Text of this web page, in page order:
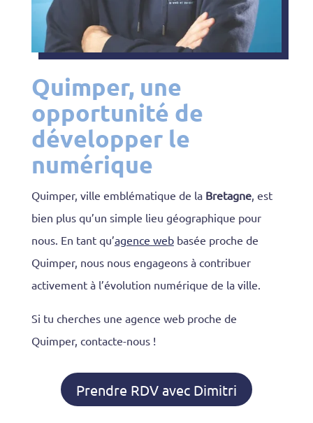
Quimper, une
opportunité de
développer le
numérique
Quimper, ville emblématique de la Bretagne, est
bien plus qu’un simple lieu géographique pour
nous. En tant qu’agence webbasée proche de
Quimper, nous nous engageons à contribuer
activement à l’évolution numérique de la ville.
Si tu cherches une agence web proche de
Quimper, contacte-nous !
Prendre RDV avec Dimitri